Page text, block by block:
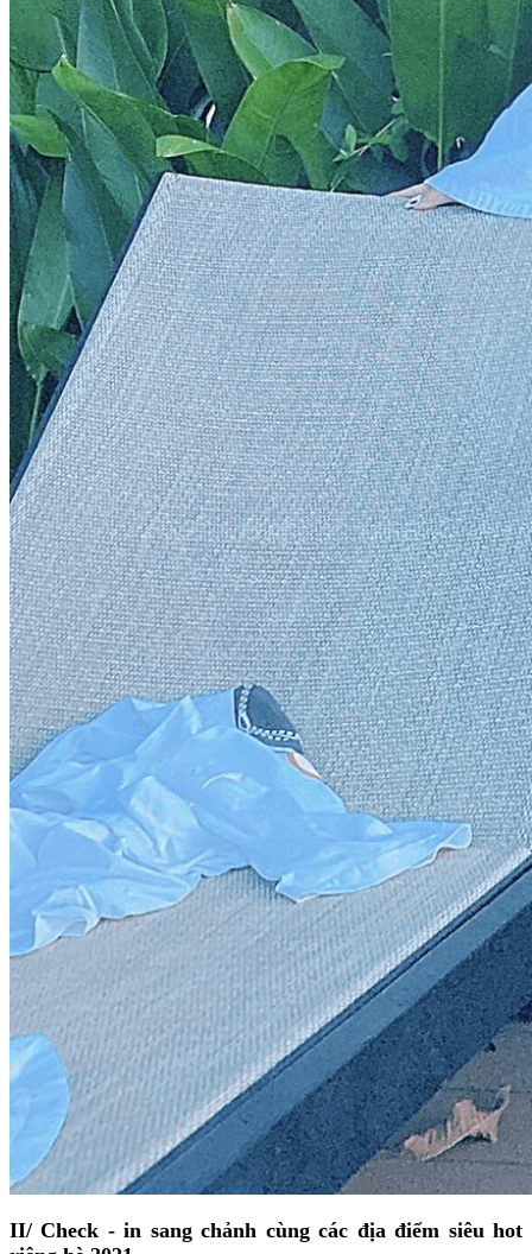
II/ Check - in sang chảnh cùng các địa điểm siêu hot